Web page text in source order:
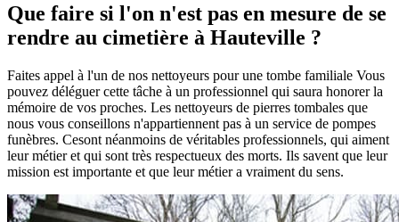
Que faire si l'on n'est pas en mesure de se
rendre au cimetière à Hauteville ?
Faites appel à l'un de nos nettoyeurs pour une tombe familiale Vous
pouvez déléguer cette tâche à un professionnel qui saura honorer la
mémoire de vos proches. Les nettoyeurs de pierres tombales que
nous vous conseillons n'appartiennent pas à un service de pompes
funèbres. Cesont néanmoins de véritables professionnels, qui aiment
leur métier et qui sont très respectueux des morts. Ils savent que leur
mission est importante et que leur métier a vraiment du sens.